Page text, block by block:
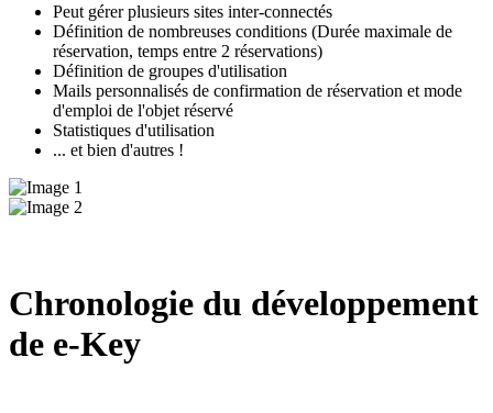
Peut gérer plusieurs sites inter-connectés
Définition de nombreuses conditions (Durée maximale de
réservation, temps entre 2 réservations)
Définition de groupes d'utilisation
Mails personnalisés de confirmation de réservation et mode
d'emploi de l'objet réservé
Statistiques d'utilisation
... et bien d'autres !
Chronologie du développement
de e-Key